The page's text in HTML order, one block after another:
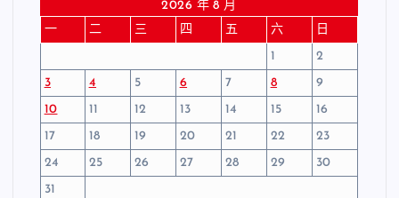
2026 年 8 月
一
二 三 四 五 六
日
1
2
3
4 5 6 7 8
9
10
11 12 13 14 15
16
17
18 19 20 21 22
23
24
25 26 27 28 29
30
31